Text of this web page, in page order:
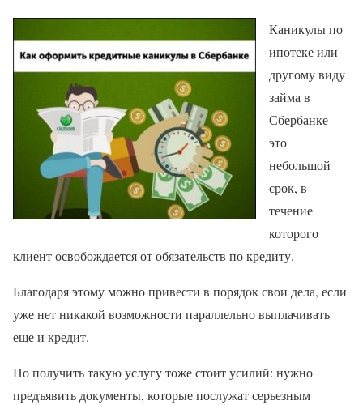
Каникулы по
ипотеке или
другому виду
займа в
Сбербанке —
это
небольшой
срок, в
течение
которого
клиент освобождается от обязательств по кредиту.
Благодаря этому можно привести в порядок свои дела, если
уже нет никакой возможности параллельно выплачивать
еще и кредит.
Но получить такую услугу тоже стоит усилий: нужно
предъявить документы, которые послужат серьезным